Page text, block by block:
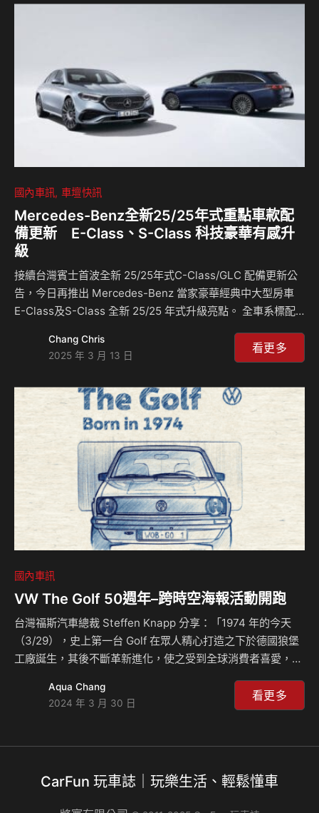
國內車訊 車壇快訊
Mercedes-Benz全新25/25年式重點車款配
備更新 E-Class、S-Class 科技豪華有感升
級
接續台灣賓士首波全新 25/25年式C-Class/GLC 配備更新公
告，今日再推出 Mercedes-Benz 當家豪華經典中大型房車
E-Class及S-Class 全新 25/25 年式升級亮點。 全車系標配
YouTube) 等進階娛樂套件，將數位娛樂融入尊榮移動體驗。
並針對 E-Class及S-Class 車款豪華舒適與智慧科技進行升
罩，以及動力輔助車門緊閉系統與後座遮陽套件，將車輛豪華
質感再提升；科技方面則新增多光束智慧型數位頭燈及
ENERGIZING …
Chang Chris
2025 年 3 月 13 日
看更多
國內車訊
VW The Golf 50週年–跨時空海報活動開跑
台灣福斯汽車總裁 Steffen Knapp 分享：「1974 年的今天
（3/29），史上第一台 Golf 在眾人精心打造之下於德國狼堡
工廠誕生，其後不斷革新進化，使之受到全球消費者喜愛，目
更榮登歐洲最暢銷車款寶座，台灣也售出超過 65,000台。」
在 Golf 50歲生日這天，台灣福斯汽車與全台車迷分享喜悅，
奇車款 8 世代璀璨瞬間，也同步舉辦「The Golf 50 週年 – 跨
活動，包含將邀請 The Go…
Aqua Chang
2024 年 3 月 30 日
看更多
CarFun 玩車誌｜玩樂生活、輕鬆懂車